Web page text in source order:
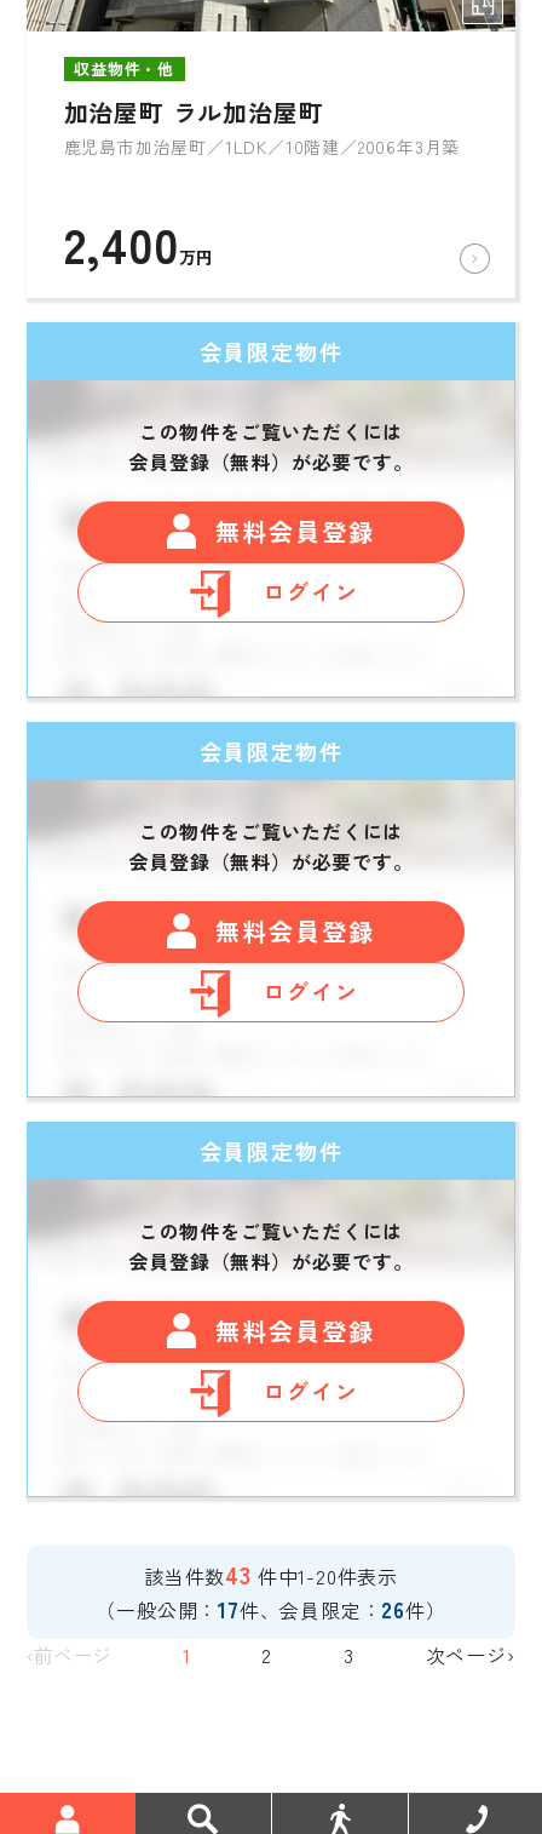
収益物件・他
加治屋町 ラル加治屋町
鹿児島市加治屋町／1LDK／10階建／2006年3月築
2,400万円
会員限定物件
この物件をご覧いただくには
会員登録（無料）が必要です。
無料会員登録
ログイン
会員限定物件
この物件をご覧いただくには
会員登録（無料）が必要です。
無料会員登録
ログイン
会員限定物件
この物件をご覧いただくには
会員登録（無料）が必要です。
無料会員登録
ログイン
該当件数43 件中1-20件表示
（一般公開：17件、会員限定： 26件）
‹前ページ
1 2 3 次ページ›